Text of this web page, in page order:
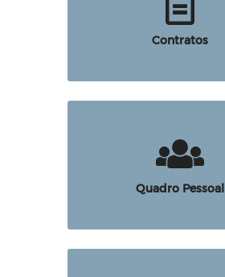
Contratos
Quadro Pessoal